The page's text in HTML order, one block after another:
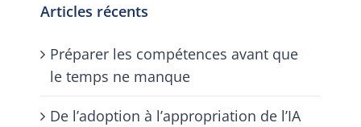
Articles récents
Préparer les compétences avant que
le temps ne manque
De l’adoption à l’appropriation de l’IA